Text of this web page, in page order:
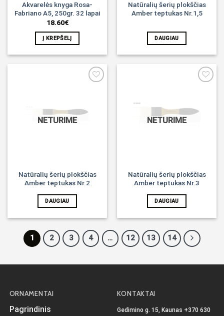
Akvarelės knyga Rosa-
Fabriano A5, 250gr. 32 lapai
18.60€
Į KREPŠELĮ
Natūralių šerių plokščias
Amber teptukas Nr.1,5
DAUGIAU
NETURIME
Natūralių šerių plokščias
Amber teptukas Nr.2
DAUGIAU
NETURIME
Natūralių šerių plokščias
Amber teptukas Nr.3
DAUGIAU
1 2 3 4 … 12 13 14
ORNAMENTAI
Pagrindinis
KONTAKTAI
Gedimino g. 15, Kaunas +370 630